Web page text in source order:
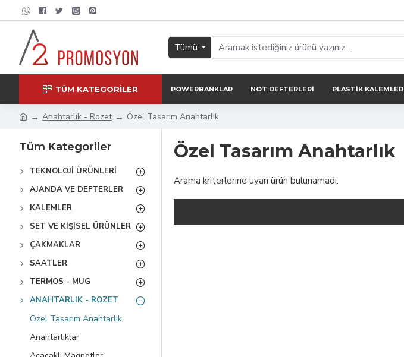
Tümü
TÜM KATEGORİLER POWERBANKLAR NOT DEFTERLERI PLASTIK KALEMLER
Anahtarlık - Rozet Özel Tasarım Anahtarlık
Tüm Kategoriler
TEKNOLOJI ÜRÜNLERI
AJANDA VE DEFTERLER
KALEMLER
SET VE KIŞISEL ÜRÜNLER
ÇAKMAKLAR
SAATLER
TERMOS - MUG
ANAHTARLIK - ROZET
Özel Tasarım Anahtarlık
Anahtarlıklar
Özel Tasarım Anahtarlık
Arama kriterlerine uyan ürün bulunamadı.